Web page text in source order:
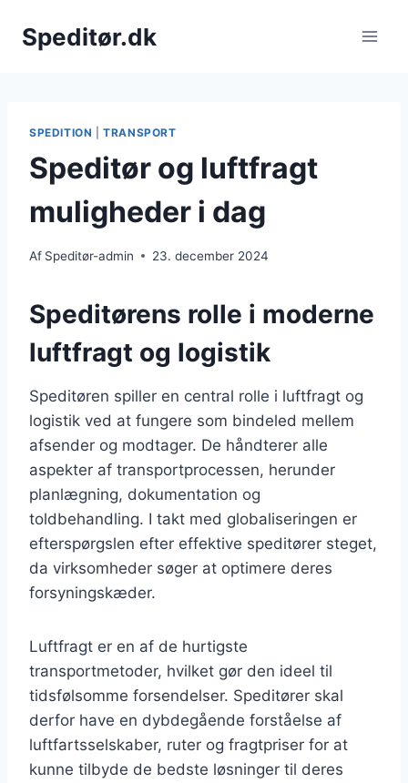
Speditør.dk
SPEDITION |TRANSPORT
Speditør og luftfragt
muligheder i dag
Af Speditør-admin 23. december 2024
Speditørens rolle i moderne
luftfragt og logistik
Speditøren spiller en central rolle i luftfragt og
logistik ved at fungere som bindeled mellem
afsender og modtager. De håndterer alle
aspekter af transportprocessen, herunder
planlægning, dokumentation og
toldbehandling. I takt med globaliseringen er
efterspørgslen efter effektive speditører steget,
da virksomheder søger at optimere deres
forsyningskæder.
Luftfragt er en af de hurtigste
transportmetoder, hvilket gør den ideel til
tidsfølsomme forsendelser. Speditører skal
derfor have en dybdegående forståelse af
luftfartsselskaber, ruter og fragtpriser for at
kunne tilbyde de bedste løsninger til deres